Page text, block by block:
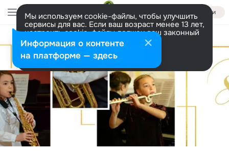
Войти
Мы используем cookie-файлы, чтобы улучшить
сервисы для вас. Если ваш возраст менее 13 лет,
настроить cookie-файлы должен ваш законный
представитель. Больше информации
Разрешить все Настроить
Информация о контенте
на платформе — здесь